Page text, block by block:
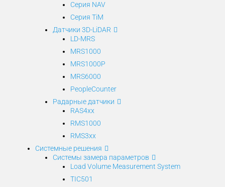
Серия NAV
Серия TiM
Датчики 3D-LiDAR
LD-MRS
MRS1000
MRS1000P
MRS6000
PeopleCounter
Радарные датчики
RAS4xx
RMS1000
RMS3xx
Системные решения
Системы замера параметров
Load Volume Measurement System
TIC501